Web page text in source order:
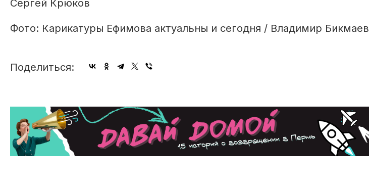
Сергей Крюков
Фото: Карикатуры Ефимова актуальны и сегодня / Владимир Бикмаев
Поделиться: